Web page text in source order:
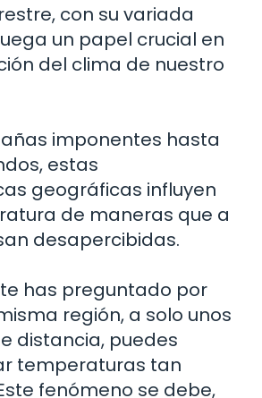
con su variada
un papel crucial en
del clima de nuestro
imponentes hasta
estas
geográficas influyen
de maneras que a
desapercibidas.
te has preguntado por
región, a solo unos
distancia, puedes
temperaturas tan
fenómeno se debe,